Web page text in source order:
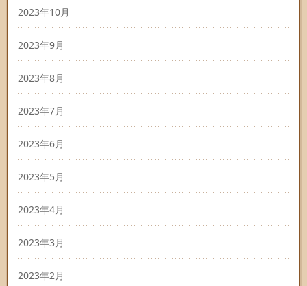
2023年10月
2023年9月
2023年8月
2023年7月
2023年6月
2023年5月
2023年4月
2023年3月
2023年2月